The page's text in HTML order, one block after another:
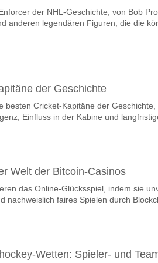
zwischen dem zu gewinnen
den Spiel, mit einer
Spiel punkten Worksop Town v
mit einem Prozentsatz von 59%.
Worksop Town
Sie das Korrektes Ergebnis von
der NHL-Geschichte, von Bob
anderen legendären Figuren, die die
der Geschichte
besten Cricket-Kapitäne der
Einfluss in der Kabine und
Welt der Bitcoin-Casinos
das Online-Glücksspiel, indem sie
nachweislich faires Spielen durch
Wetten: Spieler- und